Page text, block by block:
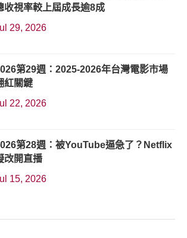
收視率較上屆成長逾8成
29, 2026
第29週：2025-2026年台灣電影市場
紅關鍵
22, 2026
第28週：被YouTube逼急了？Netflix
改開直播
15, 2026